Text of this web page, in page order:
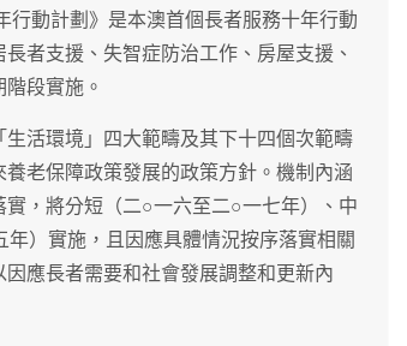
動計劃》是本澳首個長者服務十年行動
者支援、失智症防治工作、房屋支援、
段實施。
活環境」四大範疇及其下十四個次範疇
老保障政策發展的政策方針。機制內涵
，將分短（二○一六至二○一七年）、中
）實施，且因應具體情況按序落實相關
應長者需要和社會發展調整和更新內